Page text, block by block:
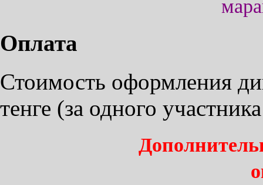
Оплата
Стоимость оформления
тенге (за одного